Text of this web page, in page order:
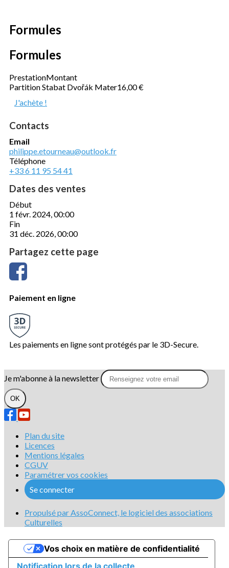
Formules
Formules
PrestationMontant
Partition Stabat Dvořák Mater16,00 €
J'achète !
Contacts
Email
philippe.etourneau@outlook.fr
Téléphone
+33 6 11 95 54 41
Dates des ventes
Début
1 févr. 2024, 00:00
Fin
31 déc. 2026, 00:00
Partagez cette page
Paiement en ligne
Les paiements en ligne sont protégés par le 3D-Secure.
Je m'abonne à la newsletter
OK
Plan du site
Licences
Mentions légales
CGUV
Paramétrer vos cookies
Se connecter
Propulsé par AssoConnect, le logiciel des associations
Culturelles
Vos choix en matière de confidentialité